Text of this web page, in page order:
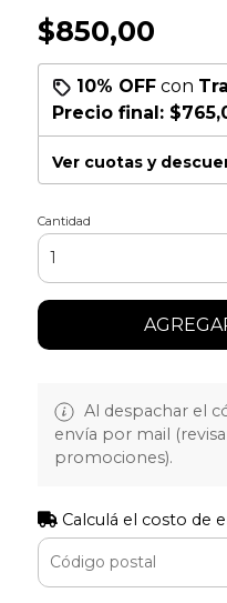
$850,00
10% OFFcon
Precio final:
Ver cuotas y
Cantidad
Al despachar el
envía por mail
promociones).
Calculá el costo de